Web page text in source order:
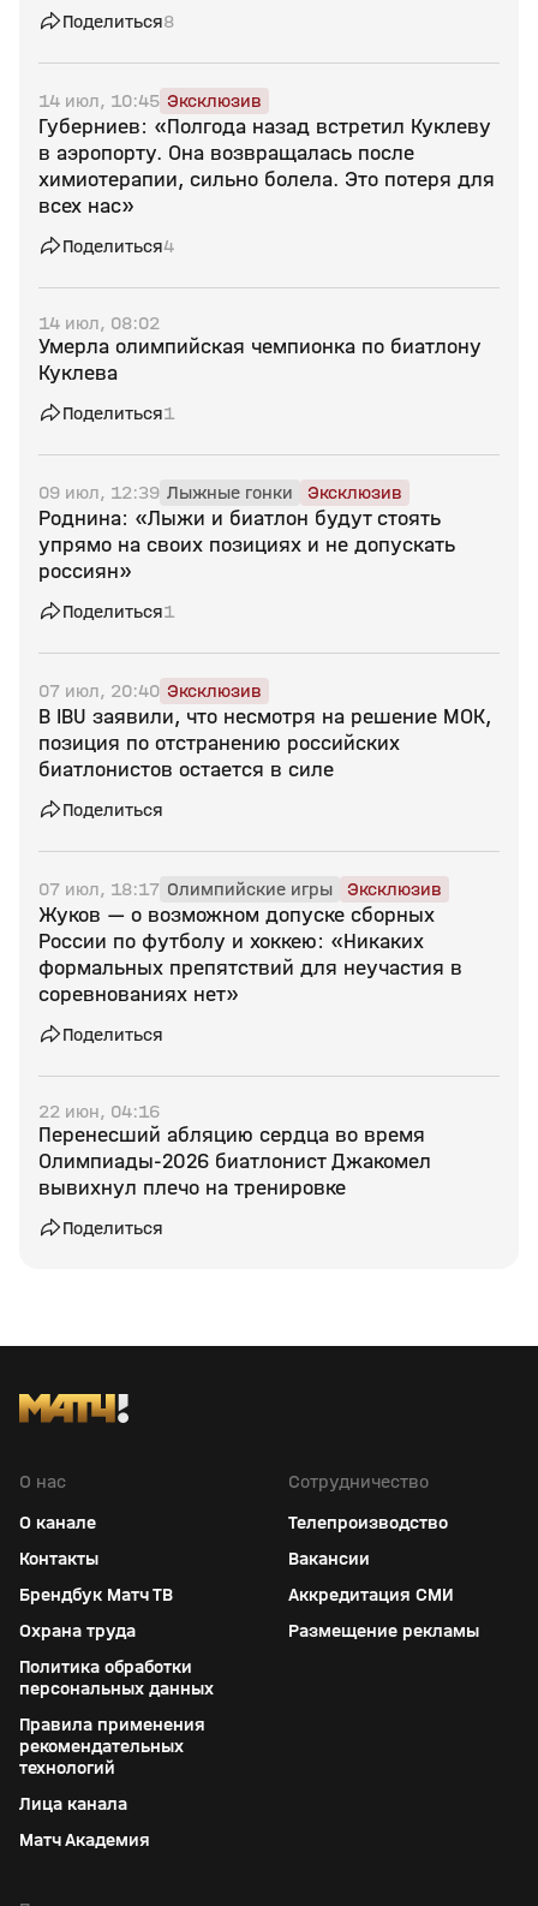
Поделиться8
14 июл, 10:45 Эксклюзив
Губерниев: «Полгода назад встретил Куклеву
в аэропорту. Она возвращалась после
химиотерапии, сильно болела. Это потеря для
всех нас»
Поделиться4
14 июл, 08:02
Умерла олимпийская чемпионка по биатлону
Куклева
Поделиться1
09 июл, 12:39 Лыжные гонки Эксклюзив
Роднина: «Лыжи и биатлон будут стоять
упрямо на своих позициях и не допускать
россиян»
Поделиться1
07 июл, 20:40 Эксклюзив
В IBU заявили, что несмотря на решение МОК,
позиция по отстранению российских
биатлонистов остается в силе
Поделиться
07 июл, 18:17 Олимпийские игры Эксклюзив
Жуков — о возможном допуске сборных
России по футболу и хоккею: «Никаких
формальных препятствий для неучастия в
соревнованиях нет»
Поделиться
22 июн, 04:16
Перенесший абляцию сердца во время
Олимпиады‑2026 биатлонист Джакомел
вывихнул плечо на тренировке
Поделиться
О нас
О канале
Контакты
Брендбук Матч ТВ
Охрана труда
Политика обработки
персональных данных
Правила применения
рекомендательных
технологий
Лица канала
Матч Академия
Сотрудничество
Телепроизводство
Вакансии
Аккредитация СМИ
Размещение рекламы